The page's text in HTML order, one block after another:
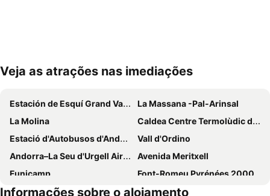
Ampliar mapa
Veja as atrações nas imediações
Estación de Esquí Grand Valira
La Massana -Pal-Arinsal
La Molina
Caldea Centre Termolùdic d' Andorra
Estació d'Autobusos d'Andorra
Vall d'Ordino
Andorra–La Seu d'Urgell Airport
Avenida Meritxell
Funicamp
Font-Romeu Pyrénées 2000
Vall de Núria
Vallnord
Informações sobre o alojamento